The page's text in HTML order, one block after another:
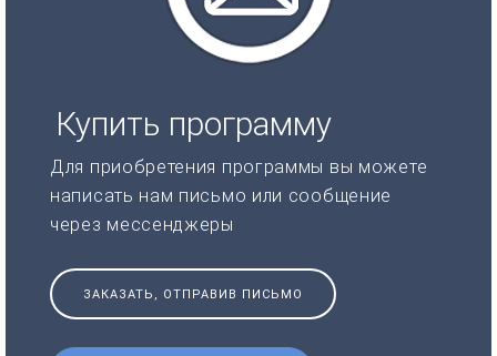
Купить программу
Для приобретения программы вы можете
написать нам письмо или сообщение
через мессенджеры
ЗАКАЗАТЬ, ОТПРАВИВ ПИСЬМО